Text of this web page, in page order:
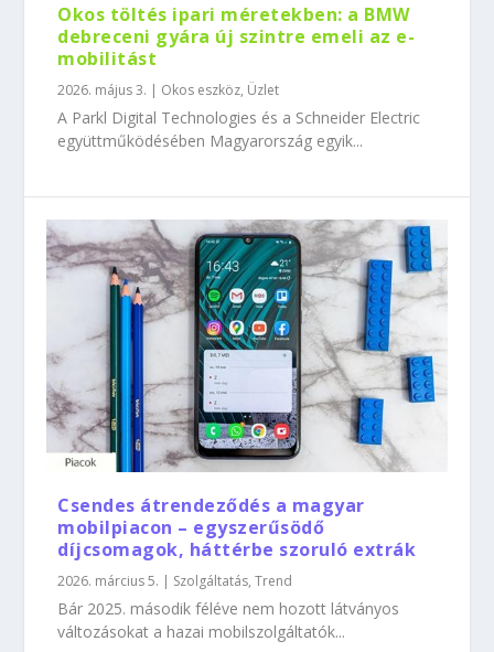
Okos töltés ipari méretekben: a BMW
debreceni gyára új szintre emeli az e-
mobilitást
2026. május 3. | Okos eszköz, Üzlet
A Parkl Digital Technologies és a Schneider Electric
együttműködésében Magyarország egyik...
Csendes átrendeződés a magyar
mobilpiacon – egyszerűsödő
díjcsomagok, háttérbe szoruló extrák
2026. március 5. | Szolgáltatás,Trend
Bár 2025. második féléve nem hozott látványos
változásokat a hazai mobilszolgáltatók...